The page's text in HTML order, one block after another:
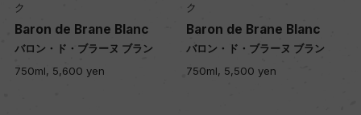
色
白
ク
Baron de Brane Blanc
バロン・ド・ブラーヌ ブラン
750ml, 5,600 yen
ク
Baron de Brane Blanc
バロン・ド・ブラーヌ ブラン
750ml, 5,500 yen